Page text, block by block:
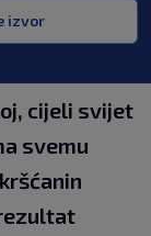
izvor
cijeli svijet
svemu